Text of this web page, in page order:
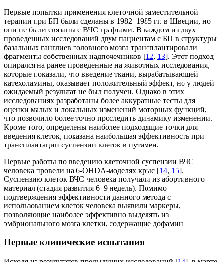
Первые попытки применения клеточной заместительной
терапии при БП были сделаны в 1982–1985 гг. в Швеции, но
они не были связаны с ВЧС графтами. В каждом из двух
проведенных исследований двум пациентам с БП в структуры
базальных ганглиев головного мозга трансплантировали
фрагменты собственных надпочечников [12, 13]. Этот подход
опирался на ранее проведенные на животных исследования,
которые показали, что введение ткани, вырабатывающей
катехоламины, оказывает положительный эффект, но у людей
ожидаемый результат не был получен. Однако в этих
исследованиях разработаны более аккуратные тесты для
оценки малых и локальных изменений моторных функций,
что позволило более точно проследить динамику изменений.
Кроме того, определены наиболее подходящие точки для
введения клеток, показана наибольшая эффективность при
трансплантации суспензии клеток в путамен.
Первые работы по введению клеточной суспензии ВЧС
человека провели на 6-OHDA-моделях крыс [14, 15].
Суспензию клеток ВЧС человека получали из абортивного
материал (стадия развития 6–9 недель). Помимо
подтверждения эффективности данного метода с
использованием клеток человека выявили маркеры,
позволяющие наиболее эффективно выделять из
эмбрионального мозга клетки, содержащие дофамин.
Первые клинические испытания